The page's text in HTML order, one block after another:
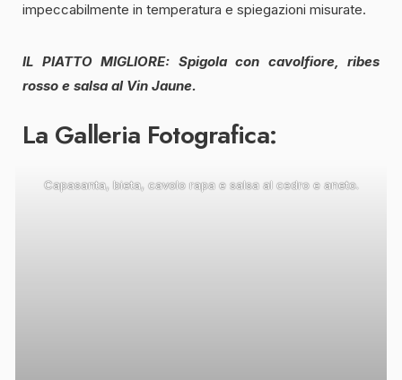
impeccabilmente in temperatura e spiegazioni misurate.
IL PIATTO MIGLIORE: Spigola con cavolfiore, ribes
rosso e salsa al Vin Jaune.
La Galleria Fotografica:
Capasanta, bieta, cavolo rapa e salsa al cedro e aneto.